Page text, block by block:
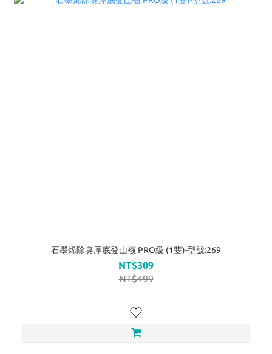
石墨烯除臭厚底登山襪 PRO級 (1雙)-型號:269
NT$309
NT$499